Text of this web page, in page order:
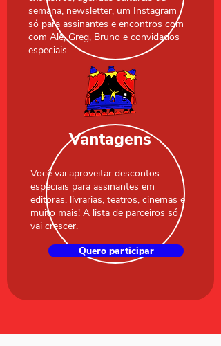
semana, newsletter, um Instagram
só para assinantes e encontros com
com Alê, Greg, Bruno e convidados
especiais.
Vantagens
​Você vai aproveitar descontos
especiais para assinantes em
editoras, livrarias, teatros, cinemas e
muito mais! A lista de parceiros só
vai crescer.
Quero participar